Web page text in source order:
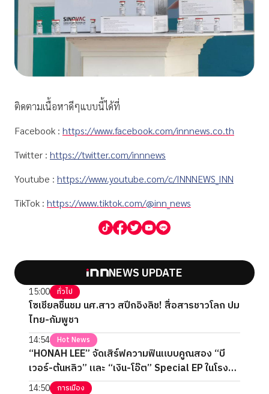
ติดตามเนื้อหาดีๆแบบนี้ได้ที่
Facebook : https://www.facebook.com/innnews.co.th
Twitter : https://twitter.com/innnews
Youtube : https://www.youtube.com/c/INNNEWS_INN
TikTok : https://www.tiktok.com/@inn_news
NEWS UPDATE
15:00 ทั่วไป
โซเชียลชื่นชม นศ.สาว สปีกอิงลิช! สื่อสารชาวโลก ปม
ไทย-กัมพูชา
14:54 Hot News
“HONAH LEE” จัดเสิร์ฟความฟินแบบคูณสอง “บี
เวอร์-ต้นหลิว” และ “เงิน-โอ๊ต” Special EP ในโรง
ภาพยนตร์ 2 วันเต็ม
14:50 การเมือง